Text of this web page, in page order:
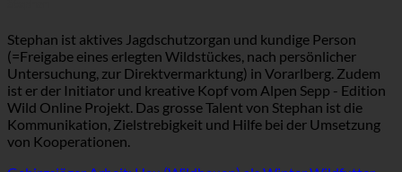
Stephan ist aktives Jagdschutzorgan und kundige Person
(=Freigabe eines erlegten Wildstückes, nach persönlicher
Untersuchung, zur Direktvermarktung) in Vorarlberg. Zudem
ist er der Initiator und kreative Kopf vom Alpen Sepp - Edition
Wild Online Projekt. Das grosse Talent von Stephan ist die
Kommunikation, Zielstrebigkeit und Hilfe bei der Umsetzung
von Kooperationen.